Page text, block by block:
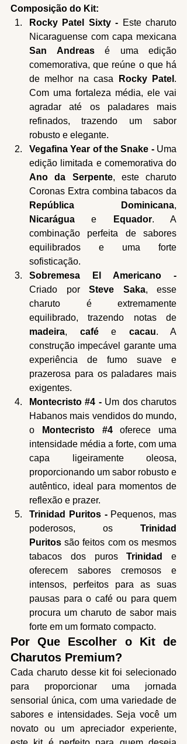
Composição do Kit:
Rocky Patel Sixty - Este charuto
San Andreas é uma edição
comemorativa, que reúne o que há
de melhor na casa
Rocky Patel .
Com uma fortaleza média, ele vai
agradar até os paladares mais
refinados, trazendo um sabor
robusto e elegante.
Vegafina Year of the Snake - Uma
Ano da Serpente, este charuto
República Dominicana
Nicarágua e Equador. A
combinação perfeita de sabores
equilibrados e uma forte
sofisticação.
Criado por Steve Saka, esse
charuto é extremamente
madeira, café e cacau. A
construção impecável garante uma
experiência de fumo suave e
prazerosa para os paladares mais
exigentes.
Montecristo #4 - Um dos charutos
Habanos mais vendidos do mundo,
o
Montecristo #4 oferece uma
intensidade média a forte, com uma
capa ligeiramente oleosa,
proporcionando um sabor robusto e
autêntico, ideal para momentos de
reflexão e prazer.
Trinidad Puritos - Pequenos, mas
poderosos, os Trinidad
Puritos são feitos com os mesmos
tabacos dos puros Trinidad
e
oferecem sabores cremosos e
intensos, perfeitos para as suas
pausas para o café ou para quem
procura um charuto de sabor mais
forte em um formato compacto.
Por Que Escolher o Kit de
Charutos Premium?
Cada charuto desse kit foi selecionado
para proporcionar uma jornada
sensorial única, com uma variedade de
sabores e intensidades. Seja você um
novato ou um apreciador experiente,